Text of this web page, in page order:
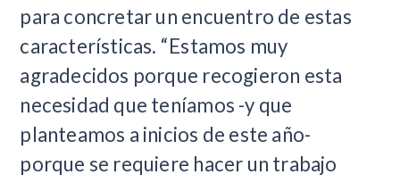
para concretar un encuentro de estas
características. “Estamos muy
agradecidos porque recogieron esta
necesidad que teníamos -y que
planteamos a inicios de este año-
porque se requiere hacer un trabajo